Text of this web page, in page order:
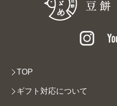
TOP
ギフト対応について